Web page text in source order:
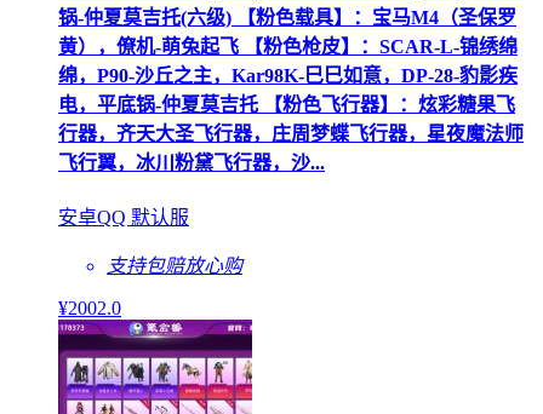
锅-仲夏莫吉托(六级) 【粉色载具】：宝马M4（圣保罗
黄），僚机-萌兔起飞 【粉色枪皮】：SCAR-L-锦绣绵
绵，P90-沙丘之主，Kar98K-巳巳如意，DP-28-豹影疾
电，平底锅-仲夏莫吉托 【粉色飞行器】：炫彩糖果飞
行器，齐天大圣飞行器，庄周梦蝶飞行器，星夜魔法师
飞行翼，冰川粉黛飞行器，沙...
安卓QQ 默认服
支持包赔放心购
¥2002.0